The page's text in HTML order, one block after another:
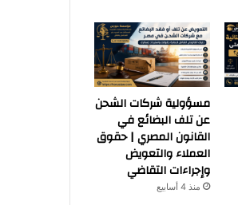
مسؤولية شركات الشحن
عن تلف البضائع في
القانون المصري | حقوق
العملاء والتعويض
وإجراءات التقاضي
منذ 4 أسابيع